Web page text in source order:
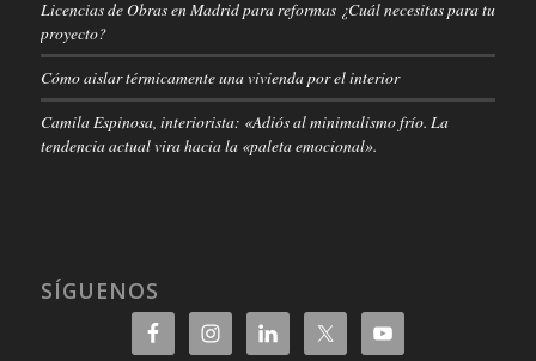
Licencias de Obras en Madrid para reformas ¿Cuál necesitas para tu
proyecto?
Cómo aislar térmicamente una vivienda por el interior
Camila Espinosa, interiorista: «Adiós al minimalismo frío. La
tendencia actual vira hacia la «paleta emocional».
SÍGUENOS